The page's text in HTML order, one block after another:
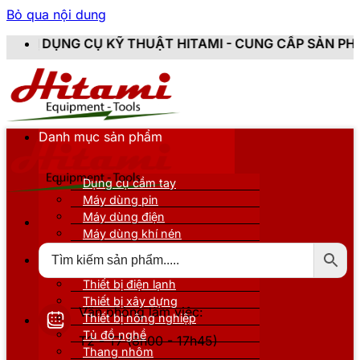
Bỏ qua nội dung
THUẬT HITAMI - CUNG CẤP SẢN PHẨM CHÍNH
Văn phòng làm việc:
T2 - T7 (8h00 - 17h45)
Danh mục sản phẩm
Dụng cụ cầm tay
Máy dùng pin
Máy dùng điện
Máy dùng khí nén
Thiết bị nâng đỡ
Thiết bị điện lạnh
Thiết bị xây dựng
Thiết bị nông nghiệp
Tủ đồ nghề
Thang nhôm